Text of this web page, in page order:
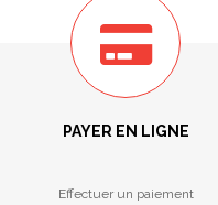
PAYER EN LIGNE
Effectuer un paiement